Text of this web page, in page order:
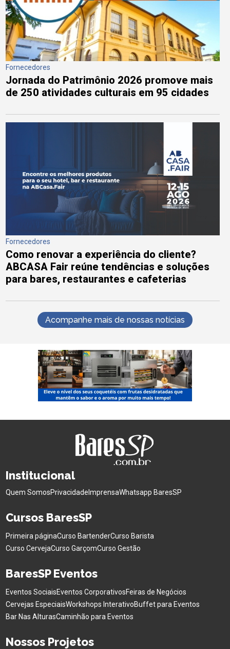
Fornecedores
Jornada do Patrimônio 2026 promove mais
de 250 atividades culturais em 95 cidades
Fornecedores
Como renovar a experiência do cliente?
ABCASA Fair reúne tendências e soluções
para bares, restaurantes e cafeterias
Acompanhe mais de nossas notícias
Institucional
Quem SomosPrivacidade ImprensaWhatsapp BaresSP
Cursos BaresSP
Primeira páginaCurso BartenderCurso Barista
Curso CervejaCurso GarçomCurso Gestão
BaresSP Eventos
Eventos SociaisEventos CorporativosFeiras de Negócios
Cervejas EspeciaisWorkshops InterativoBuffet para Eventos
Bar Nas AlturasCaminhão para Eventos
Nossos Projetos